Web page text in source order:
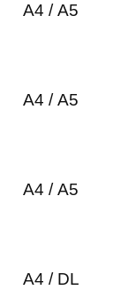
A4 / A5
A4 / A5
A4 / A5
A4 / DL